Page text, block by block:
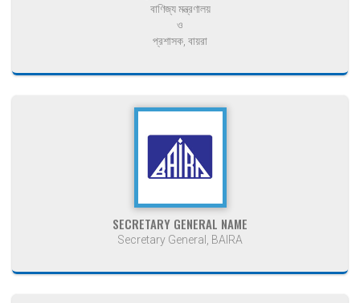
বাণিজ্য মন্ত্রণালয়
ও
প্রশাসক, বায়রা
SECRETARY GENERAL NAME
Secretary General, BAIRA